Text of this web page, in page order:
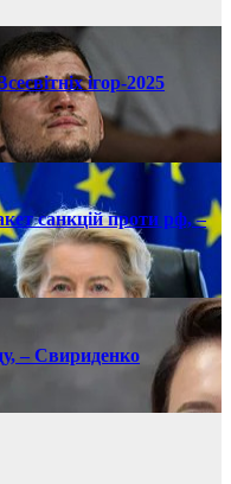
ігор-2025
санкцій проти рф, –
– Свириденко